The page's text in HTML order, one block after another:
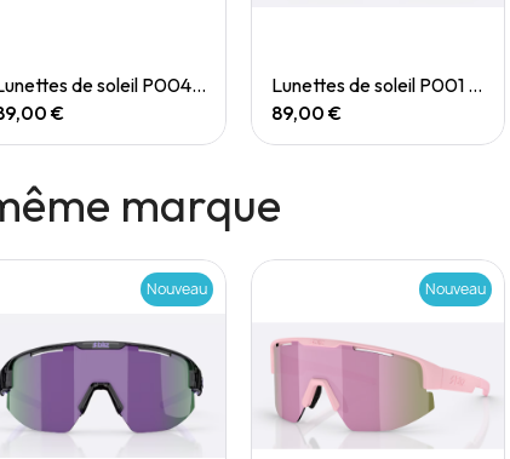
Quick View
Lunettes de soleil P004 Small
€
Quick View
Lunettes de soleil P001 Small
89,00 €
marque
Nouveau Nouveau